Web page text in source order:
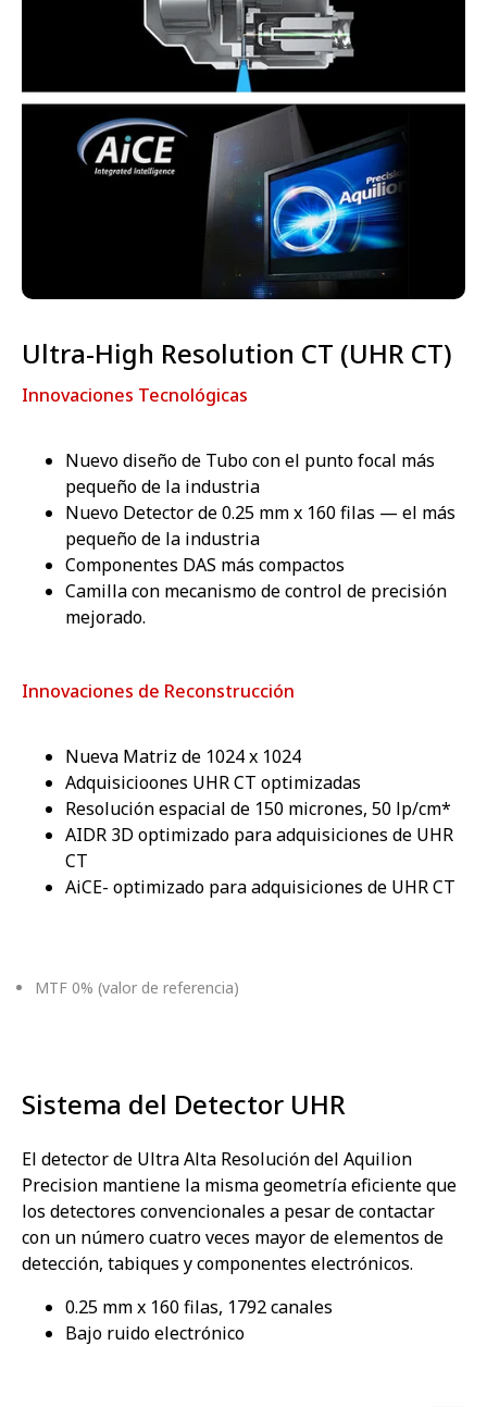
Ultra-High Resolution CT (UHR CT)
Innovaciones Tecnológicas
Nuevo diseño de Tubo con el punto focal más
pequeño de la industria
Nuevo Detector de 0.25 mm x 160 filas — el más
pequeño de la industria
Componentes DAS más compactos
Camilla con mecanismo de control de precisión
mejorado.
Innovaciones de Reconstrucción
Nueva Matriz de 1024 x 1024
Adquisicioones UHR CT optimizadas
Resolución espacial de 150 micrones, 50 lp/cm*
AIDR 3D optimizado para adquisiciones de UHR
CT
AiCE- optimizado para adquisiciones de UHR CT
MTF 0% (valor de referencia)
Sistema del Detector UHR
El detector de Ultra Alta Resolución del Aquilion
Precision mantiene la misma geometría eficiente que
los detectores convencionales a pesar de contactar
con un número cuatro veces mayor de elementos de
detección, tabiques y componentes electrónicos.
0.25 mm x 160 filas, 1792 canales
Bajo ruido electrónico